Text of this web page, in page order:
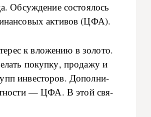
Об­су­ж­де­ние со­сто­я­лось
ак­ти­вов (ЦФА).
к вло­же­нию в зо­ло­то.
по­ку­п­ку, про­да­жу и
ин­ве­сто­ров. До­пол­ни­
— ЦФА. В этой свя­